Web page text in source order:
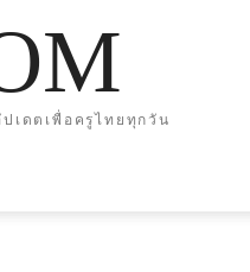
เดตเพื่อครูไทยทุกวัน